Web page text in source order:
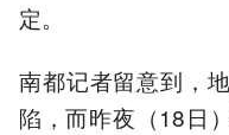
定。
南都记者留意到，
陷，而昨夜（18日